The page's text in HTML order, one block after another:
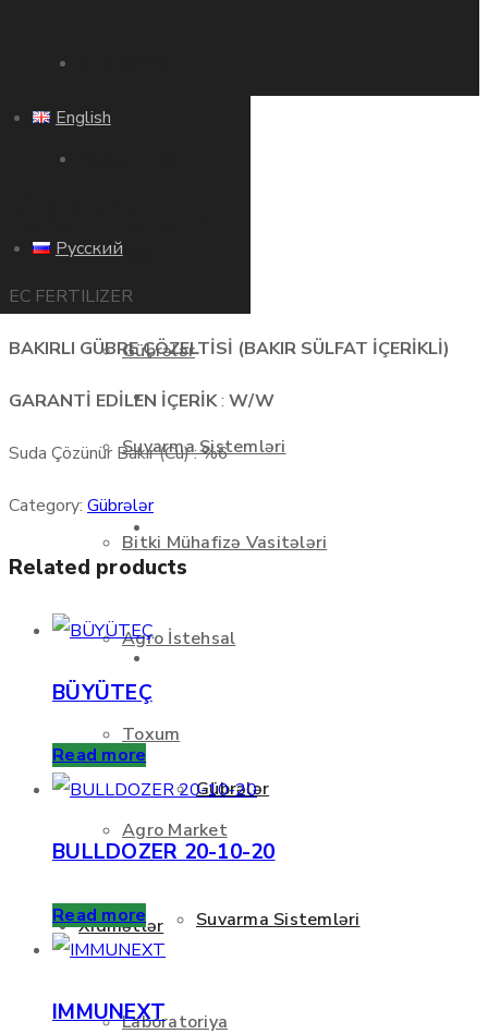
Məhsullar
Gübrələr
Suvarma Sistemləri
Bitki Mühafizə Vasitələri
Agro İstehsal
Toxum
Agro Market
Xidmətlər
Laboratoriya
English
Русский
Ana Səhifə
Gübrələr
Suvarma Sistemləri
EC FERTILIZER
BAKIRLI GÜBRE ÇÖZELTİSİ (BAKIR SÜLFAT İÇERİKLİ)
GARANTİ EDİLEN İÇERİK: W/W
Suda Çözünür Bakır (Cu) : %6
Category: Gübrələr
Related products
BÜYÜTEÇ
Read more
BULLDOZER 20-10-20
Read more
IMMUNEXT